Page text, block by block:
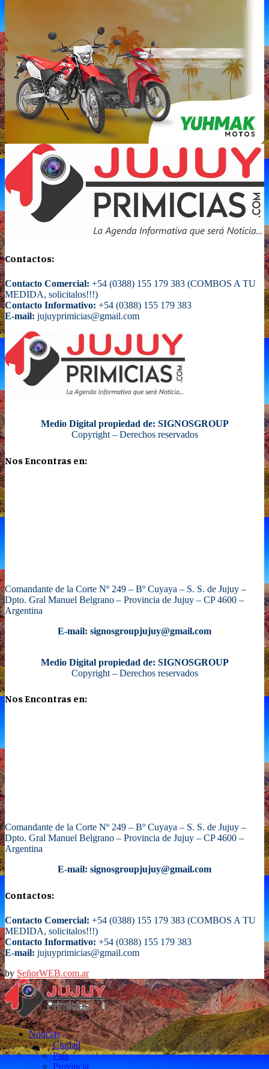
Contactos:
Contacto Comercial: +54 (0388) 155 179 383 (COMBOS A TU
MEDIDA, solicitalos!!!)
Contacto Informativo: +54 (0388) 155 179 383
E-mail: jujuyprimicias@gmail.com
Medio Digital propiedad de: SIGNOSGROUP
Copyright – Derechos reservados
Nos Encontras en:
Comandante de la Corte Nº 249 – Bº Cuyaya – S. S. de Jujuy –
Dpto. Gral Manuel Belgrano – Provincia de Jujuy – CP 4600 –
Argentina
E-mail: signosgroupjujuy@gmail.com
Medio Digital propiedad de: SIGNOSGROUP
Copyright – Derechos reservados
Nos Encontras en:
Comandante de la Corte Nº 249 – Bº Cuyaya – S. S. de Jujuy –
Dpto. Gral Manuel Belgrano – Provincia de Jujuy – CP 4600 –
Argentina
E-mail: signosgroupjujuy@gmail.com
Contactos:
Contacto Comercial: +54 (0388) 155 179 383 (COMBOS A TU
MEDIDA, solicitalos!!!)
Contacto Informativo: +54 (0388) 155 179 383
E-mail: jujuyprimicias@gmail.com
by SeñorWEB.com.ar
Facebook
Twitter
Instagram
Email
Noticias
Ciudad
País
Provincia